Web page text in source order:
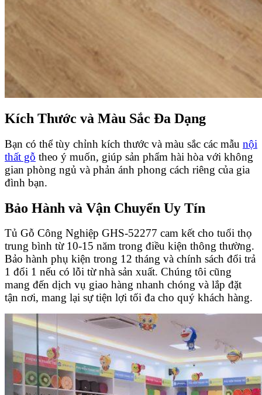
Kích Thước và Màu Sắc Đa Dạng
Bạn có thể tùy chỉnh kích thước và màu sắc các mẫu nội
thất gỗ theo ý muốn, giúp sản phẩm hài hòa với không
gian phòng ngủ và phản ánh phong cách riêng của gia
đình bạn.
Bảo Hành và Vận Chuyển Uy Tín
Tủ Gỗ Công Nghiệp GHS-52277 cam kết cho tuổi thọ
trung bình từ 10-15 năm trong điều kiện thông thường.
Bảo hành phụ kiện trong 12 tháng và chính sách đổi trả
1 đổi 1 nếu có lỗi từ nhà sản xuất. Chúng tôi cũng
mang đến dịch vụ giao hàng nhanh chóng và lắp đặt
tận nơi, mang lại sự tiện lợi tối đa cho quý khách hàng.